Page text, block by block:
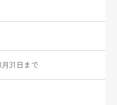
31日まで